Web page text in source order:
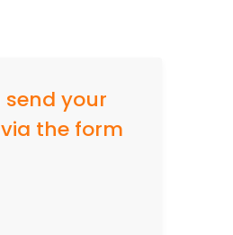
send your
the form